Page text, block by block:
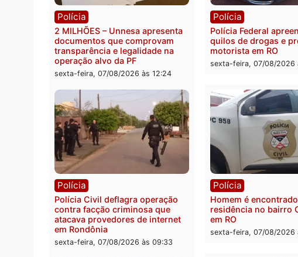
Polícia
2 MILHÕES – Unnesa apresenta
documentos que comprovam
transparência e legalidade na
operação alvo da PF
sexta-feira, 07/08/2026 às 12:24
Polícia
Polícia
quilos de
motorista em
sexta-feira, 07/